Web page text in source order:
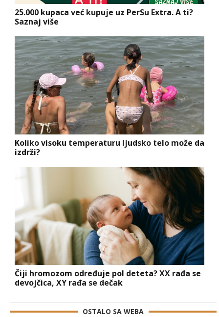
25.000 kupaca već kupuje uz PerSu Extra. A ti?
Saznaj više
Koliko visoku temperaturu ljudsko telo može da
izdrži?
Čiji hromozom određuje pol deteta? XX rađa se
devojčica, XY rađa se dečak
OSTALO SA WEBA